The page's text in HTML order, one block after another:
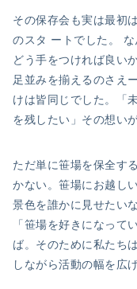
その保存会も実は最初
のスタ ートでした。
どう手をつければ良い
足並みを揃えるのさえ
けは皆同じでした。「
を残したい」その想い
ただ単に笹場を保全す
かない。笹場にお越し
景色を誰かに見せたい
「笹場を好きになって
ば。そのために私たち
しながら活動の幅を広